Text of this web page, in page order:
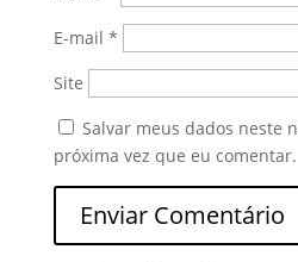
E-mail *
Site
Salvar meus dados neste
próxima vez que eu comentar.